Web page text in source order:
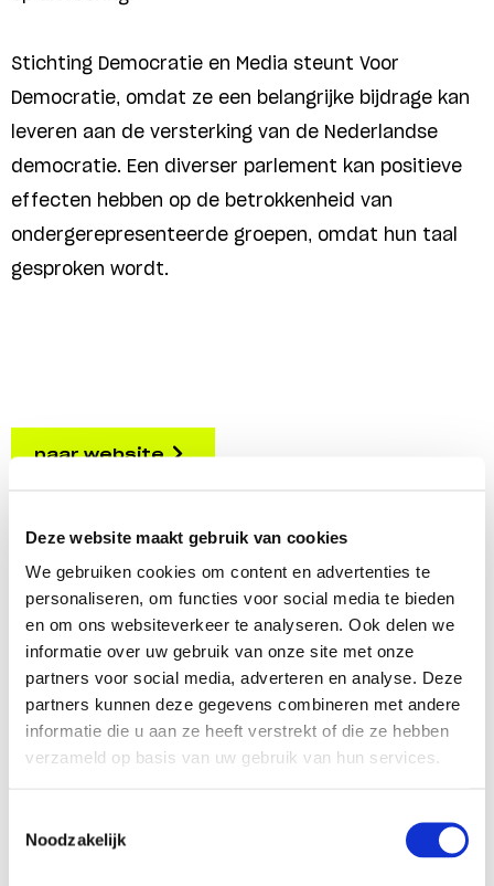
Deze website maakt gebruik van cookies
We gebruiken cookies om content en advertenties te
personaliseren, om functies voor social media te bieden
en om ons websiteverkeer te analyseren. Ook delen we
informatie over uw gebruik van onze site met onze
partners voor social media, adverteren en analyse. Deze
partners kunnen deze gegevens combineren met andere
informatie die u aan ze heeft verstrekt of die ze hebben
verzameld op basis van uw gebruik van hun services.
Noodzakelijk
Stichting Democratie en Media steunt Voor
Democratie, omdat ze een belangrijke bijdrage kan
leveren aan de versterking van de Nederlandse
democratie. Een diverser parlement kan positieve
effecten hebben op de betrokkenheid van
ondergerepresenteerde groepen, omdat hun taal
gesproken wordt.
naar website
delen:
Meer Daadkrachtige
democratie